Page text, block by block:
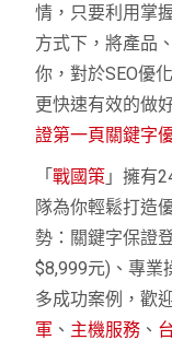
情，只要利用掌
方式下，將產品
你，對於SEO優
更快速有效的做
證第一頁關鍵字
「戰國策 」擁有
隊為你輕鬆打造
勢：關鍵字保證
$8,999元)、專業
多成功案例，歡
軍 、 主機服務 、